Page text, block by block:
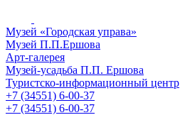
Музей «Городская управа»
Музей П.П.Ершова
Арт-галерея
Музей-усадьба П.П. Ершова
Туристско-информационный центр
+7 (34551) 6-00-37
+7 (34551) 6-00-37